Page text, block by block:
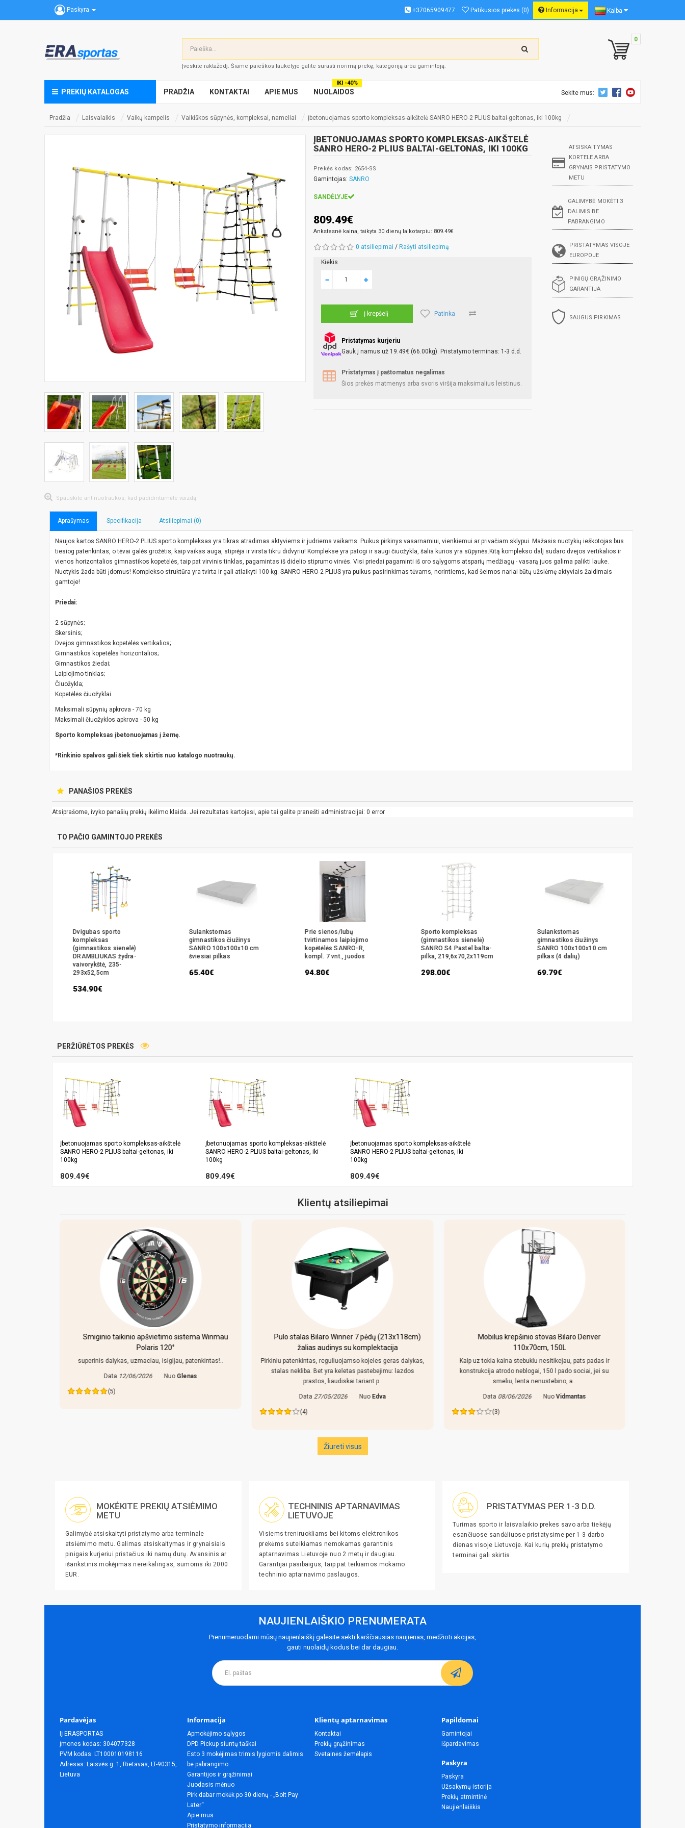
Paskyra +37065909477 Patikusios prekės (0) Informacija Kalba
Įveskite raktažodį. Šiame paieškos laukelyje galite surasti norimą prekę, kategoriją arba gamintoją.
0
PREKIŲ KATALOGAS PRADŽIA KONTAKTAI APIE MUS NUOLAIDOS
IKI -40%
Sekite mus:
Pradžia Laisvalaikis Vaikų kampelis Vaikiškos sūpynės, kompleksai, nameliai Įbetonuojamas sporto kompleksas-aikštelė SANRO HERO-2 PLIUS baltai-geltonas, iki 100kg
Spauskite ant nuotraukos, kad padidintumėte vaizdą
ĮBETONUOJAMAS SPORTO KOMPLEKSAS-AIKŠTELĖ
SANRO HERO-2 PLIUS BALTAI-GELTONAS, IKI 100KG
Prekės kodas: 2654-SS
Gamintojas: SANRO
SANDĖLYJE
809.49€
Ankstesnė kaina, taikyta 30 dienų laikotarpiu: 809.49€
0 atsiliepimai / Rašyti atsiliepimą
Kiekis
Į krepšelį Patinka
Pristatymas kurjeriu
Gauk į namus už 19.49€ (66.00kg). Pristatymo terminas: 1-3 d.d.
Pristatymas į paštomatus negalimas
Šios prekės matmenys arba svoris viršija maksimalius leistinus.
ATSISKAITYMAS
KORTELE ARBA
GRYNAIS PRISTATYMO
METU
GALIMYBĖ MOKĖTI 3
DALIMIS BE
PABRANGIMO
PRISTATYMAS VISOJE
EUROPOJE
PINIGŲ GRĄŽINIMO
GARANTIJA
SAUGUS PIRKIMAS
Aprašymas Specifikacija Atsiliepimai (0)
Naujos kartos SANRO HERO-2 PLIUS sporto kompleksas yra tikras atradimas aktyviems ir judriems vaikams. Puikus pirkinys vasarnamiui, vienkiemui ar privačiam sklypui. Mažasis nuotykių ieškotojas bus
tiesiog patenkintas, o tėvai galės grožėtis, kaip vaikas auga, stiprėja ir virsta tikru didvyriu! Komplekse yra patogi ir saugi čiuožykla, šalia kurios yra sūpynės.Kitą komplekso dalį sudaro dvejos vertikalios ir
vienos horizontalios gimnastikos kopetėlės, taip pat virvinis tinklas, pagamintas iš didelio stiprumo virvės. Visi priedai pagaminti iš oro sąlygoms atsparių medžiagų - vasarą juos galima palikti lauke.
Nuotykis žada būti įdomus! Komplekso struktūra yra tvirta ir gali atlaikyti 100 kg. SANRO HERO-2 PLIUS yra puikus pasirinkimas tėvams, norintiems, kad šeimos nariai būtų užsiėmę aktyviais žaidimais
gamtoje!
Priedai:
2 sūpynės;
Skersinis;
Dvejos gimnastikos kopetėlės vertikalios;
Gimnastikos kopetėlės horizontalios;
Gimnastikos žiedai;
Laipiojimo tinklas;
Čiuožykla;
Kopetėlės čiuožyklai.
Maksimali sūpynių apkrova - 70 kg
Maksimali čiuožyklos apkrova - 50 kg
Sporto kompleksas įbetonuojamas į žemę.
*Rinkinio spalvos gali šiek tiek skirtis nuo katalogo nuotraukų.
PANAŠIOS PREKĖS
Atsiprašome, ivyko panašių prekių ikėlimo klaida. Jei rezultatas kartojasi, apie tai galite pranešti administracijai: 0 error
TO PAČIO GAMINTOJO PREKĖS
Dvigubas sporto
kompleksas
(gimnastikos sienelė)
DRAMBLIUKAS žydra-
vaivorykštė, 235-
293x52,5cm
534.90€
Sulankstomas
gimnastikos čiužinys
SANRO 100x100x10 cm
šviesiai pilkas
65.40€
Prie sienos/lubų
tvirtinamos laipiojimo
kopėtėlės SANRO-R,
kompl. 7 vnt., juodos
94.80€
Sporto kompleksas
(gimnastikos sienelė)
SANRO S4 Pastel balta-
pilka, 219,6x70,2x119cm
298.00€
Sulankstomas
gimnastikos čiužinys
SANRO 100x100x10 cm
pilkas (4 dalių)
69.79€
PERŽIŪRĖTOS PREKĖS
Įbetonuojamas sporto kompleksas-aikštelė
SANRO HERO-2 PLIUS baltai-geltonas, iki
100kg
809.49€
Įbetonuojamas sporto kompleksas-aikštelė
SANRO HERO-2 PLIUS baltai-geltonas, iki
100kg
809.49€
Įbetonuojamas sporto kompleksas-aikštelė
SANRO HERO-2 PLIUS baltai-geltonas, iki
100kg
809.49€
Klientų atsiliepimai
Smiginio taikinio apšvietimo sistema Winmau
Polaris 120°
superinis dalykas, uzmaciau, isigijau, patenkintas!..
Data 12/06/2026 Nuo Glenas
(5)
Pulo stalas Bilaro Winner 7 pėdų (213x118cm)
žalias audinys su komplektacija
Pirkiniu patenkintas, reguliuojamso kojeles geras dalykas,
stalas nekliba. Bet yra keletas pastebejimu: lazdos
prastos, liaudiskai tariant p..
Data 27/05/2026 Nuo Edva
(4)
Mobilus krepšinio stovas Bilaro Denver
110x70cm, 150L
Kaip uz tokia kaina stebuklu nesitikejau, pats padas ir
konstrukcija atrodo neblogai, 150 l pado sociai, jei su
smeliu, lenta nenustebino, a..
Data 08/06/2026 NuoVidmantas
(3)
Žiureti visus
MOKĖKITE PREKIŲ ATSIĖMIMO
METU
Galimybė atsiskaityti pristatymo arba terminale
atsiėmimo metu. Galimas atsiskaitymas ir grynaisiais
pinigais kurjeriui pristačius iki namų durų. Avansinis ar
išankstinis mokėjimas nereikalingas, sumoms iki 2000
EUR.
TECHNINIS APTARNAVIMAS
LIETUVOJE
Visiems treniruokliams bei kitoms elektronikos
prekėms suteikiamas nemokamas garantinis
aptarnavimas Lietuvoje nuo 2 metų ir daugiau.
Garantijai pasibaigus, taip pat teikiamos mokamo
techninio aptarnavimo paslaugos.
PRISTATYMAS PER 1-3 D.D.
Turimas sporto ir laisvalaikio prekes savo arba tiekėjų
esančiuose sandėliuose pristatysime per 1-3 darbo
dienas visoje Lietuvoje. Kai kurių prekių pristatymo
terminai gali skirtis.
NAUJIENLAIŠKIO PRENUMERATA
Prenumeruodami mūsų naujienlaiškį galėsite sekti karščiausias naujienas, medžioti akcijas,
gauti nuolaidų kodus bei dar daugiau.
Pardavėjas
IĮ ERASPORTAS
Įmones kodas: 304077328
PVM kodas: LT100010198116
Adresas: Laisvės g. 1, Rietavas, LT-90315,
Lietuva
Informacija
Apmokėjimo sąlygos
DPD Pickup siuntų taškai
Esto 3 mokėjimas trimis lygiomis dalimis
be pabrangimo
Garantijos ir grąžinimai
Juodasis mėnuo
Pirk dabar mokėk po 30 dienų - „Bolt Pay
Later“
Apie mus
Pristatymo informacija
Klientų aptarnavimas
Kontaktai
Prekių grąžinimas
Svetainės žemėlapis
Papildomai
Gamintojai
Išpardavimas
Paskyra
Paskyra
Užsakymų istorija
Prekių atmintinė
Naujienlaiškis